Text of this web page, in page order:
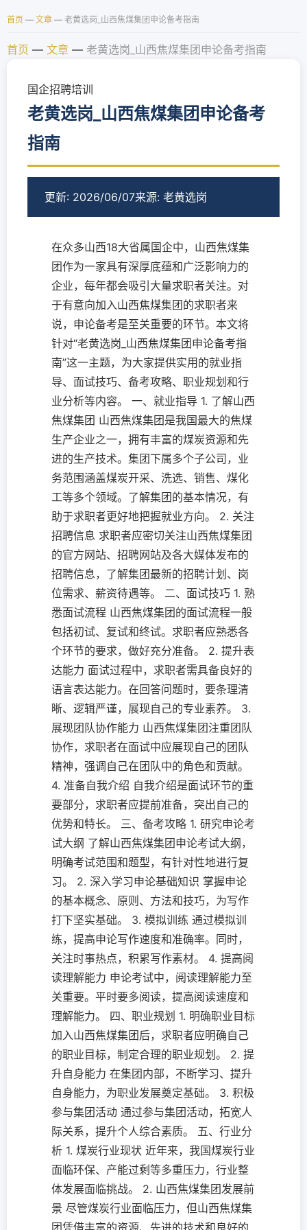
首页 — 文章 — 老黄选岗_山西焦煤集团申论备考指南
首页 — 文章 — 老黄选岗_山西焦煤集团申论备考指南
国企招聘培训
老黄选岗_山西焦煤集团申论备考
指南
更新: 2026/06/07来源: 老黄选岗
在众多山西18大省属国企中，山西焦煤集
团作为一家具有深厚底蕴和广泛影响力的
企业，每年都会吸引大量求职者关注。对
于有意向加入山西焦煤集团的求职者来
说，申论备考是至关重要的环节。本文将
针对“老黄选岗_山西焦煤集团申论备考指
南”这一主题，为大家提供实用的就业指
导、面试技巧、备考攻略、职业规划和行
业分析等内容。 一、就业指导 1. 了解山西
焦煤集团 山西焦煤集团是我国最大的焦煤
生产企业之一，拥有丰富的煤炭资源和先
进的生产技术。集团下属多个子公司，业
务范围涵盖煤炭开采、洗选、销售、煤化
工等多个领域。了解集团的基本情况，有
助于求职者更好地把握就业方向。 2. 关注
招聘信息 求职者应密切关注山西焦煤集团
的官方网站、招聘网站及各大媒体发布的
招聘信息，了解集团最新的招聘计划、岗
位需求、薪资待遇等。 二、面试技巧 1. 熟
悉面试流程 山西焦煤集团的面试流程一般
包括初试、复试和终试。求职者应熟悉各
个环节的要求，做好充分准备。 2. 提升表
达能力 面试过程中，求职者需具备良好的
语言表达能力。在回答问题时，要条理清
晰、逻辑严谨，展现自己的专业素养。 3.
展现团队协作能力 山西焦煤集团注重团队
协作，求职者在面试中应展现自己的团队
精神，强调自己在团队中的角色和贡献。
4. 准备自我介绍 自我介绍是面试环节的重
要部分，求职者应提前准备，突出自己的
优势和特长。 三、备考攻略 1. 研究申论考
试大纲 了解山西焦煤集团申论考试大纲，
明确考试范围和题型，有针对性地进行复
习。 2. 深入学习申论基础知识 掌握申论
的基本概念、原则、方法和技巧，为写作
打下坚实基础。 3. 模拟训练 通过模拟训
练，提高申论写作速度和准确率。同时，
关注时事热点，积累写作素材。 4. 提高阅
读理解能力 申论考试中，阅读理解能力至
关重要。平时要多阅读，提高阅读速度和
理解能力。 四、职业规划 1. 明确职业目标
加入山西焦煤集团后，求职者应明确自己
的职业目标，制定合理的职业规划。 2. 提
升自身能力 在集团内部，不断学习、提升
自身能力，为职业发展奠定基础。 3. 积极
参与集团活动 通过参与集团活动，拓宽人
际关系，提升个人综合素质。 五、行业分
析 1. 煤炭行业现状 近年来，我国煤炭行业
面临环保、产能过剩等多重压力，行业整
体发展面临挑战。 2. 山西焦煤集团发展前
景 尽管煤炭行业面临压力，但山西焦煤集
团凭借丰富的资源、先进的技术和良好的